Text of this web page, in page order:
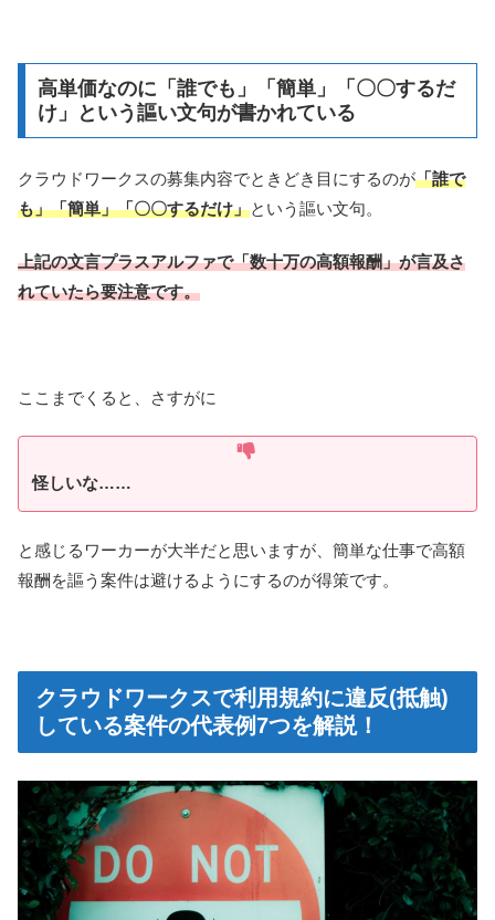
高単価なのに「誰でも」「簡単」「〇〇するだ
け」という謳い文句が書かれている
クラウドワークスの募集内容でときどき目にするのが「誰で
も」「簡単」「〇〇するだけ」という謳い文句。
上記の文言プラスアルファで「数十万の高額報酬」が言及さ
れていたら要注意です。
ここまでくると、さすがに
怪しいな……
と感じるワーカーが大半だと思いますが、簡単な仕事で高額
報酬を謳う案件は避けるようにするのが得策です。
クラウドワークスで利用規約に違反(抵触)
している案件の代表例7つを解説！